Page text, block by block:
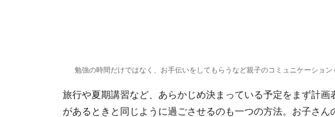
勉強の時間だけではなく、お手伝いをしてもらうなど親子のコミュニケーショ
旅行や夏期講習など、あらかじめ決まっている予定をまず計
があるときと同じように過ごさせるのも一つの方法。お子さ